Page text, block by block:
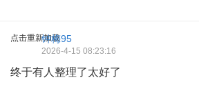
点击重新加载
钟梅95
2026-4-15 08:23:16
终于有人整理了太好了